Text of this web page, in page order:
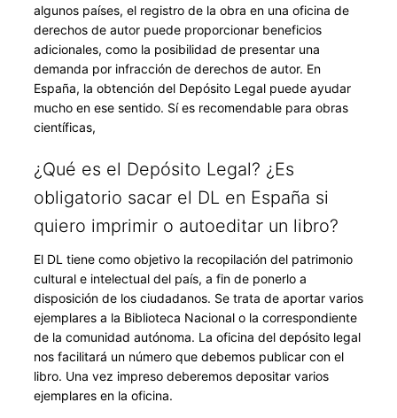
algunos países, el registro de la obra en una oficina de
derechos de autor puede proporcionar beneficios
adicionales, como la posibilidad de presentar una
demanda por infracción de derechos de autor. En
España, la obtención del Depósito Legal puede ayudar
mucho en ese sentido. Sí es recomendable para obras
científicas,
¿Qué es el Depósito Legal? ¿Es
obligatorio sacar el DL en España si
quiero imprimir o autoeditar un libro?
El DL tiene como objetivo la recopilación del patrimonio
cultural e intelectual del país, a fin de ponerlo a
disposición de los ciudadanos. Se trata de aportar varios
ejemplares a la Biblioteca Nacional o la correspondiente
de la comunidad autónoma. La oficina del depósito legal
nos facilitará un número que debemos publicar con el
libro. Una vez impreso deberemos depositar varios
ejemplares en la oficina.